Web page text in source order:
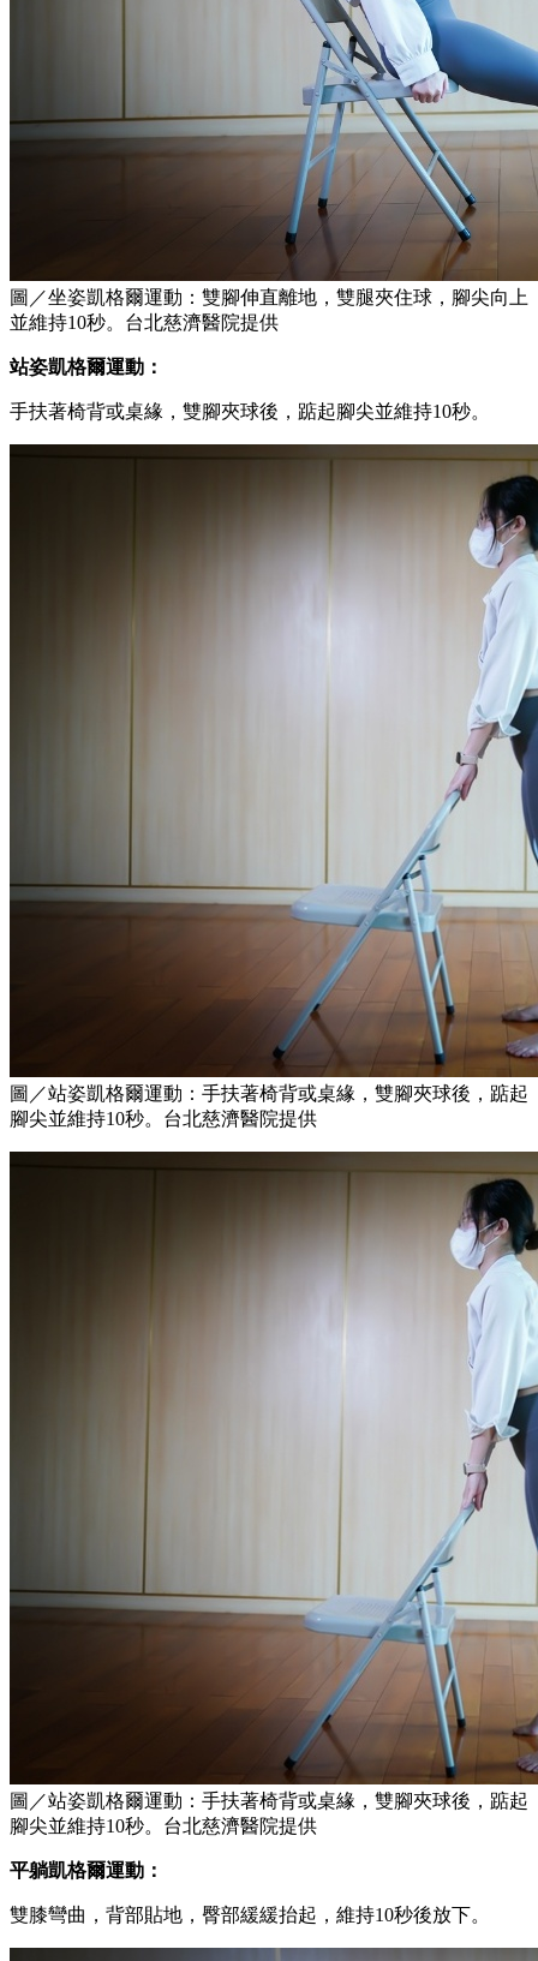
圖／坐姿凱格爾運動：雙腳伸直離地，雙腿夾住球，腳尖向上
並維持10秒。台北慈濟醫院提供
站姿凱格爾運動：
手扶著椅背或桌緣，雙腳夾球後，踮起腳尖並維持10秒。
圖／站姿凱格爾運動：手扶著椅背或桌緣，雙腳夾球後，踮起
腳尖並維持10秒。台北慈濟醫院提供
圖／站姿凱格爾運動：手扶著椅背或桌緣，雙腳夾球後，踮起
腳尖並維持10秒。台北慈濟醫院提供
平躺凱格爾運動：
雙膝彎曲，背部貼地，臀部緩緩抬起，維持10秒後放下。